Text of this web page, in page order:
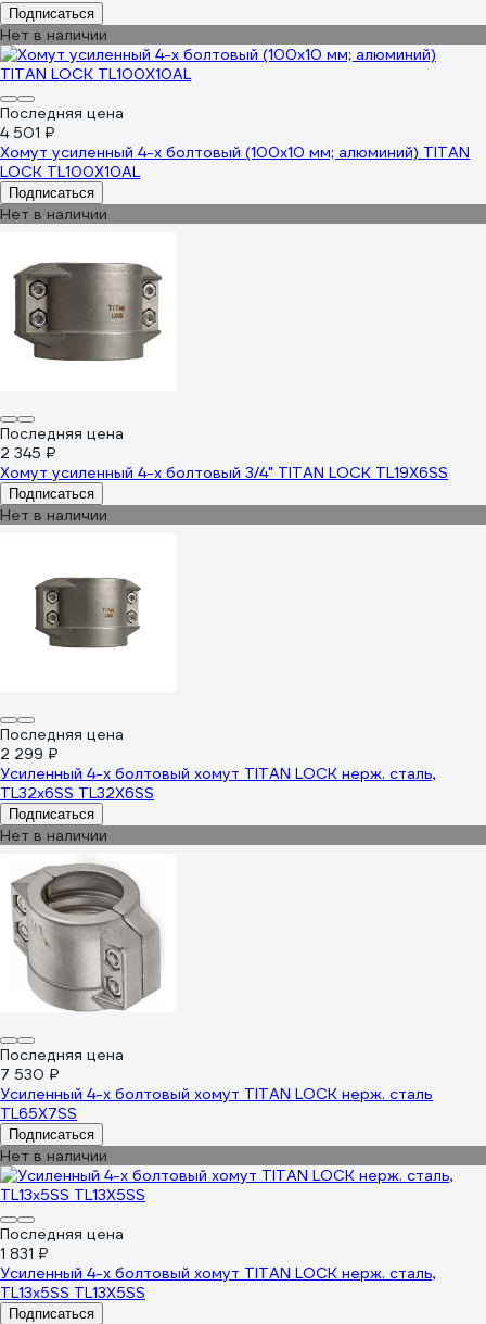
Подписаться
Нет в наличии
Последняя цена
4 501 ₽
Хомут усиленный 4-х болтовый (100х10 мм; алюминий) TITAN
LOCK TL100X10AL
Подписаться
Нет в наличии
Последняя цена
2 345 ₽
Хомут усиленный 4-х болтовый 3/4" TITAN LOCK TL19X6SS
Подписаться
Нет в наличии
Последняя цена
2 299 ₽
Усиленный 4-х болтовый хомут TITAN LOCK нерж. сталь,
TL32x6SS TL32X6SS
Подписаться
Нет в наличии
Последняя цена
7 530 ₽
Усиленный 4-х болтовый хомут TITAN LOCK нерж. сталь
TL65X7SS
Подписаться
Нет в наличии
Последняя цена
1 831 ₽
Усиленный 4-х болтовый хомут TITAN LOCK нерж. сталь,
TL13x5SS TL13X5SS
Подписаться